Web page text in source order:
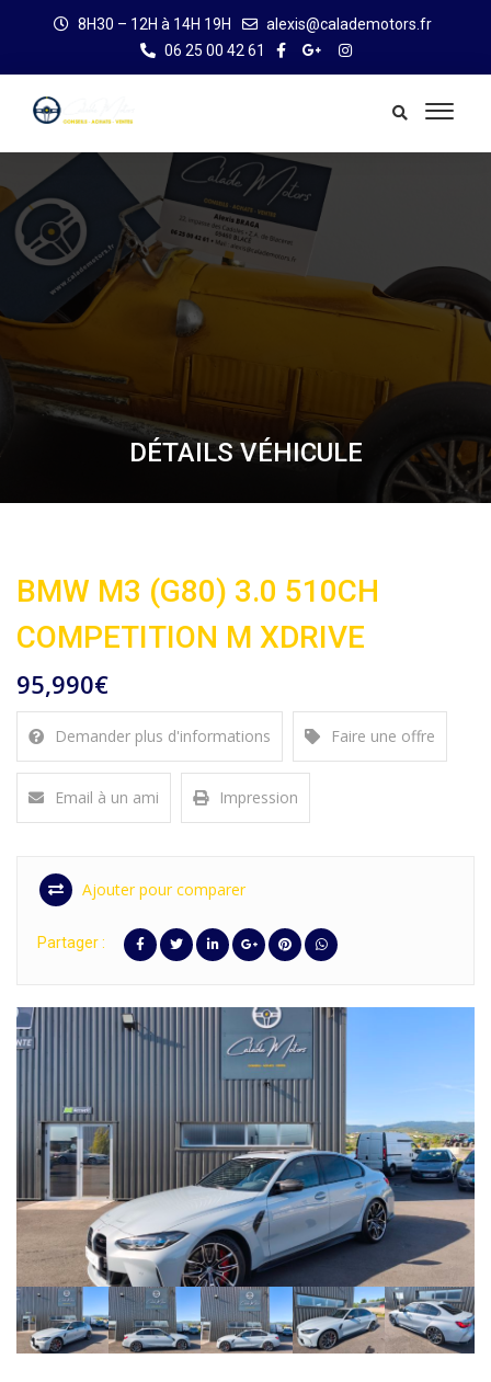
8H30 – 12H à 14H 19H
alexis@calademotors.fr
06 25 00 42 61
DÉTAILS VÉHICULE
BMW M3 (G80) 3.0 510CH
COMPETITION M XDRIVE
95,990€
Demander plus d'informations Faire une offre
Email à un ami Impression
Ajouter pour comparer
Partager :